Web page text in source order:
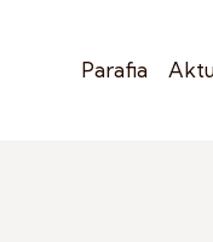
Parafia